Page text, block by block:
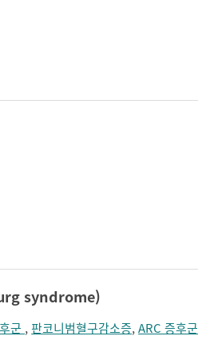
syndrome)
군 ,판코니범혈구감소증,ARC 증후군